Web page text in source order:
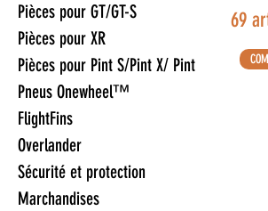
Pièces pour GT/GT-S
Pièces pour XR
Pièces pour Pint S/Pint X/ Pint
Pneus Onewheel™
FlightFins
Overlander
Sécurité et protection
Marchandises
69